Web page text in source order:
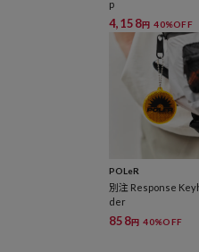
p
4,158円 40%OFF
POLeR
別注 Response
der
858円 40%OFF